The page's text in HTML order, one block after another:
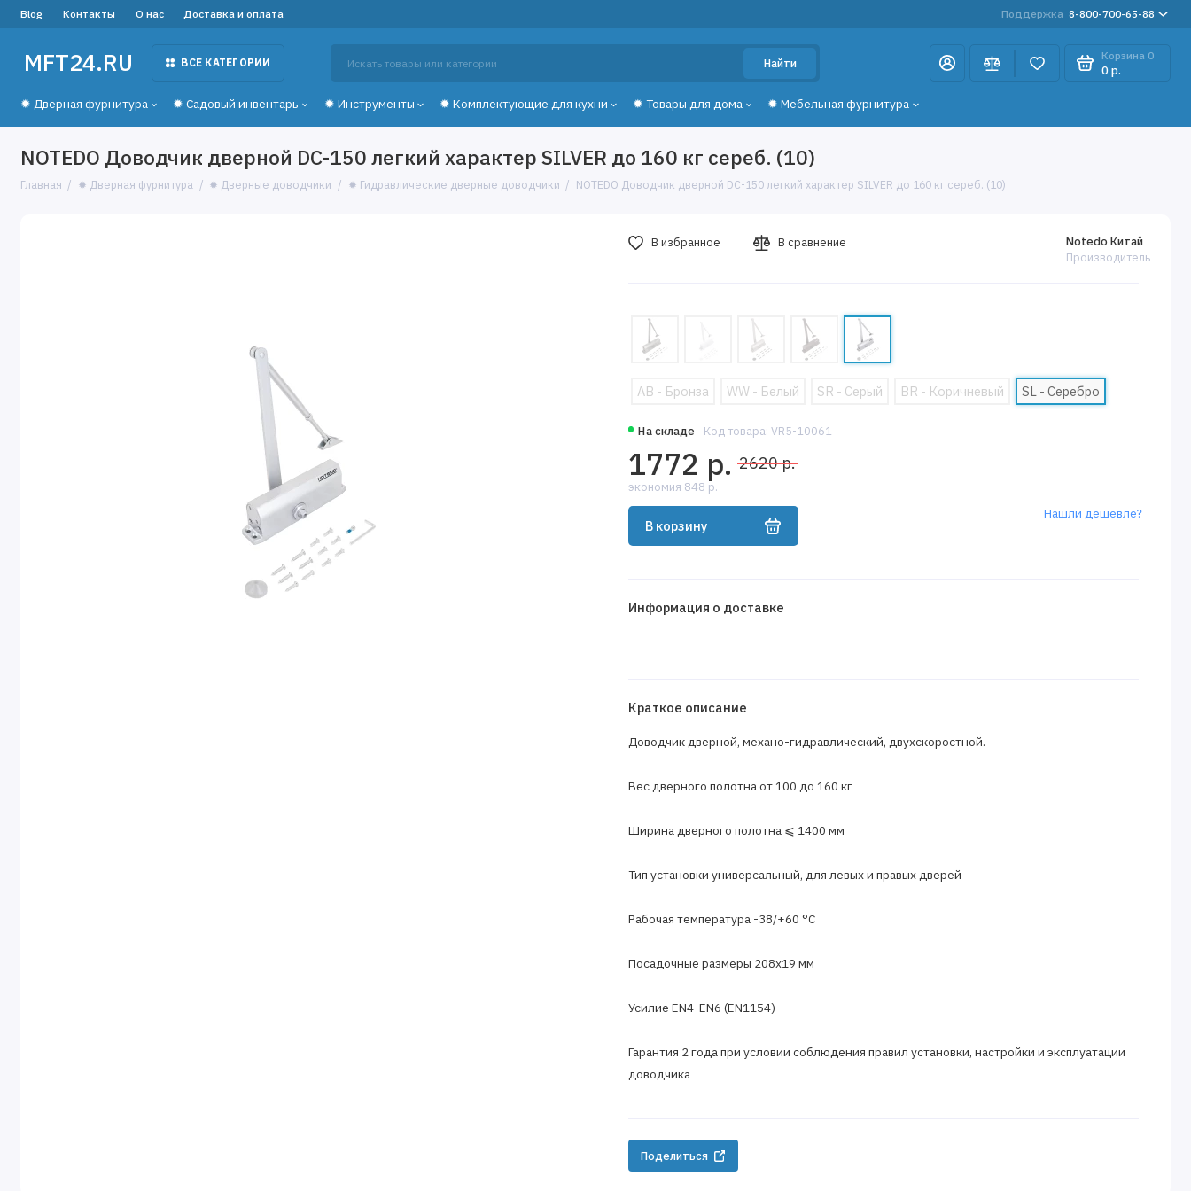
Blog Контакты О нас Доставка и оплата Поддержка 8-800-700-65-88
MFT24.RU ВСЕ КАТЕГОРИИ Найти
Корзина 0
0 р.
✹ Дверная фурнитура ✹ Садовый инвентарь ✹ Инструменты ✹ Комплектующие для кухни ✹ Товары для дома ✹ Мебельная фурнитура
NOTEDO Доводчик дверной DC-150 легкий характер SILVER до 160 кг сереб. (10)
Главная ✹ Дверная фурнитура ✹ Дверные доводчики ✹ Гидравлические дверные доводчики NOTEDO Доводчик дверной DC-150 легкий характер SILVER до 160 кг сереб. (10)
На складе Код товара: VR5-10061
Notedo Китай
Производитель
1772 р. 2620 р.
экономия 848 р.
В корзину
Нашли дешевле?
В избранное В сравнение
AB - Бронза WW - Белый SR - Серый BR - Коричневый SL - Серебро
Информация о доставке
Краткое описание
Доводчик дверной, механо-гидравлический, двухскоростной.
Вес дверного полотна от 100 до 160 кг
Ширина дверного полотна ⩽ 1400 мм
Тип установки универсальный, для левых и правых дверей
Рабочая температура -38/+60 °С
Посадочные размеры 208х19 мм
Усилие EN4-EN6 (EN1154)
Гарантия 2 года при условии соблюдения правил установки, настройки и эксплуатации
доводчика
Поделиться